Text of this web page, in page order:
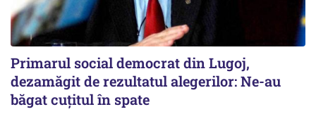
Primarul social democrat din Lugoj,
dezamăgit de rezultatul alegerilor: Ne-au
băgat cuţitul în spate